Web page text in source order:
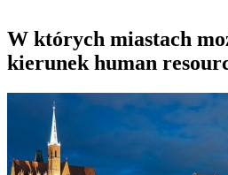
W których miastach
kierunek human